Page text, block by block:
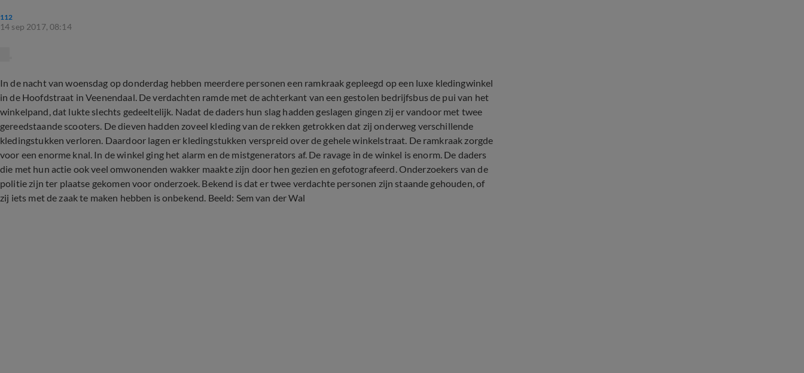
112
14 sep 2017, 08:14
In de nacht van woensdag op donderdag hebben meerdere personen een ramkraak gepleegd op een luxe kledingwinkel
in de Hoofdstraat in Veenendaal. De verdachten ramde met de achterkant van een gestolen bedrijfsbus de pui van het
winkelpand, dat lukte slechts gedeeltelijk. Nadat de daders hun slag hadden geslagen gingen zij er vandoor met twee
gereedstaande scooters. De dieven hadden zoveel kleding van de rekken getrokken dat zij onderweg verschillende
kledingstukken verloren. Daardoor lagen er kledingstukken verspreid over de gehele winkelstraat. De ramkraak zorgde
voor een enorme knal. In de winkel ging het alarm en de mistgenerators af. De ravage in de winkel is enorm. De daders
die met hun actie ook veel omwonenden wakker maakte zijn door hen gezien en gefotografeerd. Onderzoekers van de
politie zijn ter plaatse gekomen voor onderzoek. Bekend is dat er twee verdachte personen zijn staande gehouden, of
zij iets met de zaak te maken hebben is onbekend. Beeld: Sem van der Wal